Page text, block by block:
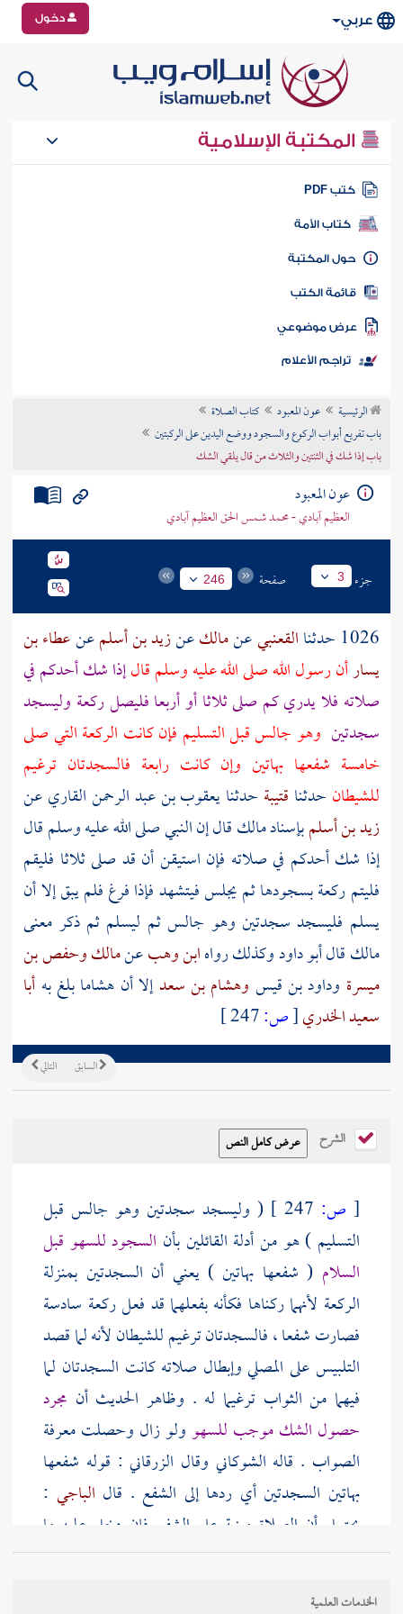
عربي دخول
المكتبة الإسلامية
كتب PDF
كتاب الأمة
المكتبة
الكتب
موضوعي
تراجم الأعلام
الرئيسية عون المعبود
كتاب الصلاة
باب تفريع أبواب الركوع والسجود ووضع اليدين على الركبتين
باب إذا شك في الثنتين والثلاث من قال يلقي الشك
عون المعبود
العظيم آبادي - محمد شمس الحق العظيم آبادي
جزء 3 صفحة 246
1026 حدثنا القعنبيعنمالكعنزيد بن أسلمعنعطاء بن
يسارأن رسول الله صلى الله عليه وسلم قالإذا شك أحدكم في
صلاته فلا يدري كم صلى ثلاثا أو أربعا فليصل ركعة وليسجد
سجدتين وهو جالس قبل التسليم فإن كانت الركعة التي صلى
خامسة شفعها بهاتين وإن كانت رابعة فالسجدتان ترغيم
للشيطان حدثنا قتيبة حدثنايعقوب بن عبد الرحمن القاريعن
زيد بن أسلمبإسنادمالكقال إن النبي صلى الله عليه وسلم قال
إذا شك أحدكم في صلاته فإن استيقن أن قد صلى ثلاثا فليقم
فليتم ركعة بسجودها ثم يجلس فيتشهد فإذا فرغ فلم يبق إلا أن
يسلم فليسجد سجدتين وهو جالس ثم ليسلم ثم ذكر معنى
مالكقال أبو داود وكذلك رواهابن وهبعنمالكوحفص بن
ميسرة وداود بن قيس وهشام بن سعدإلا أن هشامابلغ به أبا
سعيد الخدري[ص:
التالي السابق
الشرح
[ ص:
( وليسجد سجدتين وهو جالس قبل
التسليم ) هو من أدلة القائلين بأن السجود للسهو قبل
السلام ( شفعها بهاتين ) يعني أن السجدتين بمنزلة
الركعة لأنهما ركناها فكأنه بفعلهما قد فعل ركعة سادسة
فصارت شفعا ، فالسجدتان ترغيم للشيطان لأنه لما قصد
التلبيس على المصلي وإبطال صلاته كانت السجدتان لما
فيهما من الثواب ترغيما له . وظاهر الحديث أن مجرد
حصول الشك موجب للسهوولو زال وحصلت معرفة
الصواب . قاله الشوكاني وقال الزرقاني : قوله شفعها
بهاتين السجدتين أي ردها إلى الشفع . قال الباجي :
يحتمل أن الصلاة مبنية على الشفع فإن دخل عليه ما
يوترها من زيادة وجب إصلاح ذلك بما يشفعها ( وإن
كانت رابعة فالسجدتان ترغيم ) أي إغاظة وإذلال (
الخدمات العلمية